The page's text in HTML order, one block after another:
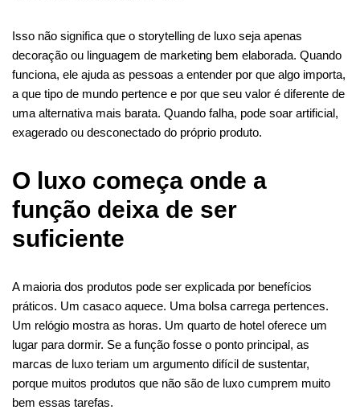
Isso não significa que o storytelling de luxo seja apenas
decoração ou linguagem de marketing bem elaborada. Quando
funciona, ele ajuda as pessoas a entender por que algo importa,
a que tipo de mundo pertence e por que seu valor é diferente de
uma alternativa mais barata. Quando falha, pode soar artificial,
exagerado ou desconectado do próprio produto.
O luxo começa onde a
função deixa de ser
suficiente
A maioria dos produtos pode ser explicada por benefícios
práticos. Um casaco aquece. Uma bolsa carrega pertences.
Um relógio mostra as horas. Um quarto de hotel oferece um
lugar para dormir. Se a função fosse o ponto principal, as
marcas de luxo teriam um argumento difícil de sustentar,
porque muitos produtos que não são de luxo cumprem muito
bem essas tarefas.